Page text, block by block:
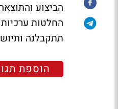
הביצוע
החלטות
תתקבלנה
הוספת